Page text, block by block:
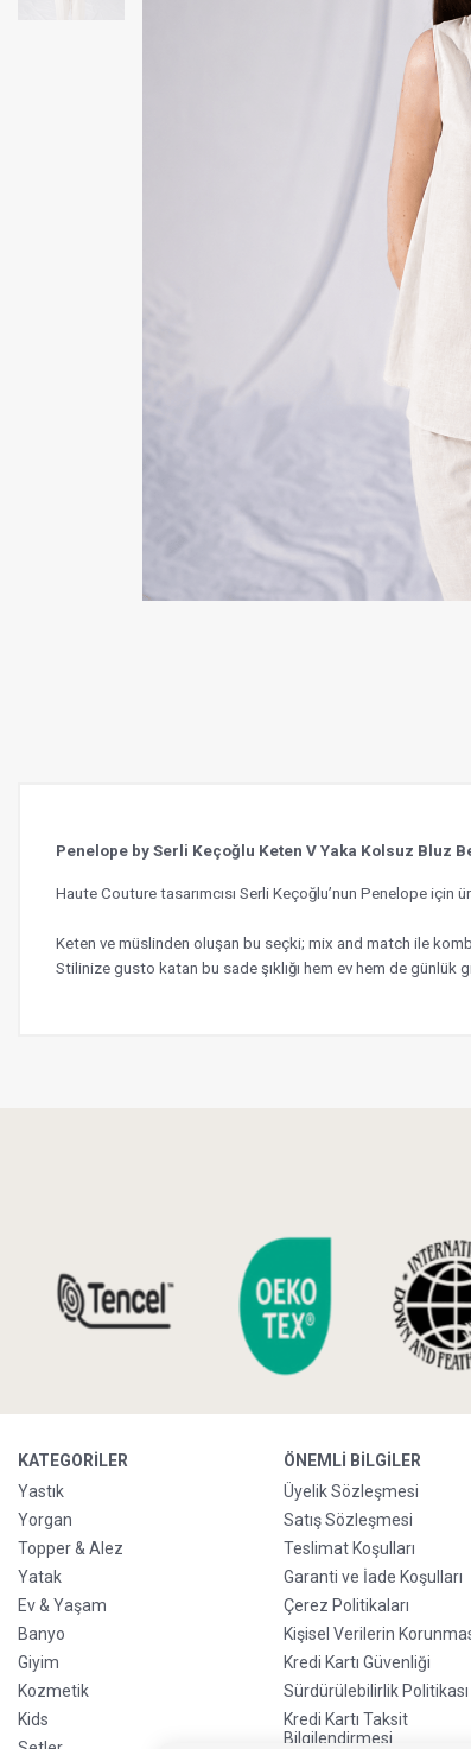
Penelope by Serli Keçoğlu Keten V Yaka Kolsuz Bluz
Haute Couture tasarımcısı Serli Keçoğlu’nun Penelope
Keten ve müslinden oluşan bu seçki; mix and match ile
Stilinize gusto katan bu sade şıklığı hem ev hem de günlük
KATEGORILER
Yastık
Yorgan
Topper & Alez
Yatak
Ev & Yaşam
Banyo
Giyim
Kozmetik
Kids
ÖNEMLI BILGILER
Üyelik Sözleşmesi
Satış Sözleşmesi
Teslimat Koşulları
Garanti ve İade Koşulları
Çerez Politikaları
Kişisel Verilerin
Kredi Kartı Güvenliği
Sürdürülebilirlik Politikası
Kredi Kartı Taksit
Bilgilendirmesi